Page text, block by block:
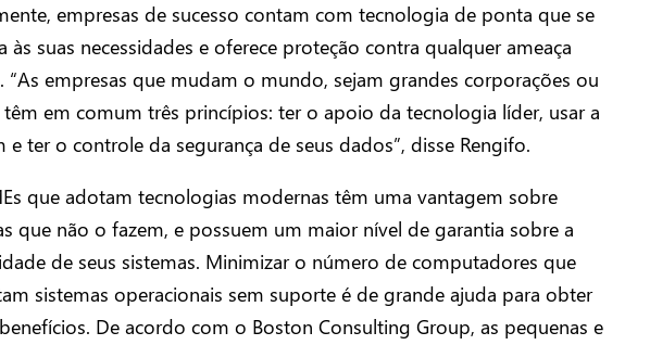
empresas de sucesso contam com tecnologia de ponta que se
às suas necessidades e oferece proteção contra qualquer ameaça
“As empresas que mudam o mundo, sejam grandes corporações ou
têm em comum três princípios: ter o apoio da tecnologia líder, usar a
e ter o controle da segurança de seus dados”, disse Rengifo.
que adotam tecnologias modernas têm uma vantagem sobre
que não o fazem, e possuem um maior nível de garantia sobre a
de seus sistemas. Minimizar o número de computadores que
sistemas operacionais sem suporte é de grande ajuda para obter
De acordo com o Boston Consulting Group, as pequenas e